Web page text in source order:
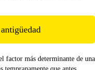
factor más determinante de una